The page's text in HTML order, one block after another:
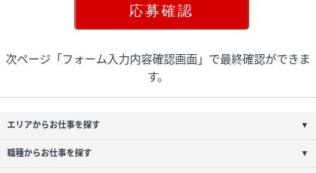
次ページ「フォーム入力内容確認画面」で最終確認ができま
す。
エリアからお仕事を探す ▼
職種からお仕事を探す ▼